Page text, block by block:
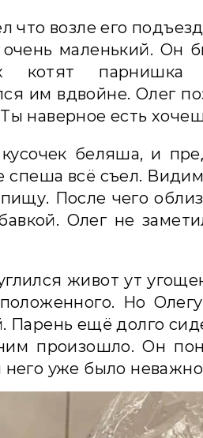
что возле его
маленький. Он
котят
им вдвойне. Олег
наверное есть
беляша, и
спеша всё съел.
После чего
Олег не
живот ут
Но
Парень ещё долго
произошло. Он
него уже было